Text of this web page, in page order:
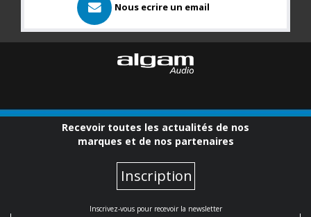
Nous ecrire un email
Recevoir toutes les actualités de nos
marques et de nos partenaires
Inscription
Inscrivez-vous pour recevoir la newsletter